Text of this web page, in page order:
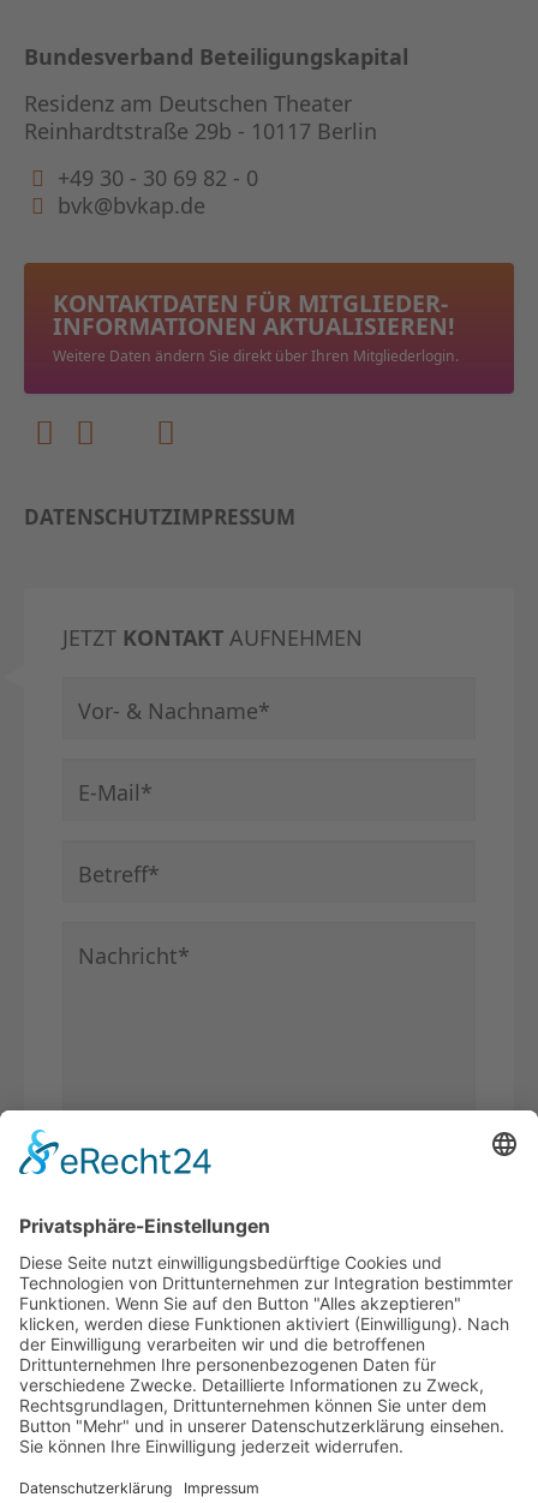
Bundesverband Beteiligungskapital
Residenz am Deutschen Theater
Reinhardtstraße 29b - 10117 Berlin
+49 30 - 30 69 82 - 0
bvk@bvkap.de
KONTAKTDATEN FÜR MITGLIEDER­
INFORMATIONEN AKTUALISIEREN!
Weitere Daten ändern Sie direkt über Ihren Mitgliederlogin.
DATENSCHUTZIMPRESSUM
JETZT KONTAKT AUFNEHMEN
Pflichtfeld
Vor- & Nachname*
Pflichtfeld
E-Mail*
Pflichtfeld
Betreff*
Pflichtfeld
Nachricht*
addieren Sie 7 und 2.
Ich habe dieDatenschutzerklärung
gelesen und akzeptiere*
* Pflichtfelder